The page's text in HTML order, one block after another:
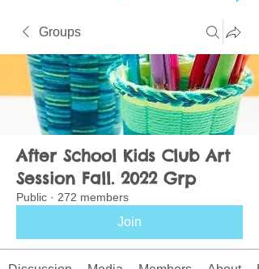
Groups
After School Kids Club Art
Session Fall. 2022 Grp
Public · 272 members
Join